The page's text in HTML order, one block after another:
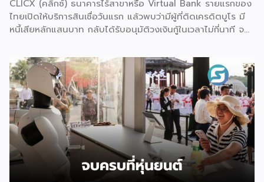
CLICX (คลิกซ์) ธนาคารไร้สาขาหรือ Virtual Bank รายแรกของ
ไทยเปิดให้บริการสินเชื่อวันแรก แล้วพบว่ามีผู้ที่ติดเครดิตบูโร มี
หนี้เสียหลักแสนบาท กลับได้รับอนุมัติวงเงินกู้ในเวลาไม่กี่นาที จน
ผู้สมัครที่มีประวัติการเงินดีบางรายกลับถูกระบบปฏิเสธ
เหตุการณ์นี้ไม่ใช่แค่ดราม่าบนโลกออนไลน์เท่านั้น แต่เป็นกรณี
ศึกษาที่สะท้อนธรรมชาติของโมเดลธุรกิจใหม่ที่กำลังจะเปลี่ยน
โครงสร้างการเงินไทย นั่นคือ Virtual Bank ซึ่งผู้ประกอบการ
SME ควรทำความเข้าใจให้ลึกกว่าพาดหัวข่าว เพราะทั้งโอกาส และ
ความเสี่ยงที่เกิดขึ้นล้วนเกี่ยวข้องกับการเข้าถึงแหล่งทุนของธุรกิจ
รายย่อยโดยตรง ก่อนอื่นมาทำความเข้าใจกันก่อนว่า Virtual
Bank คืออะไร ต่างจากธนาคารเดิมตรงไหน คำตอบเรื่องนี้
อธิบายให้เข้าใจว่านี่ คือธนาคารที่ได้รับใบอนุญาตเต็มรูปแบบจาก
ธนาคารแห่งประเทศไทย (ธปท.) เหมือนธนาคารพาณิชย์ทั่วไปทุก